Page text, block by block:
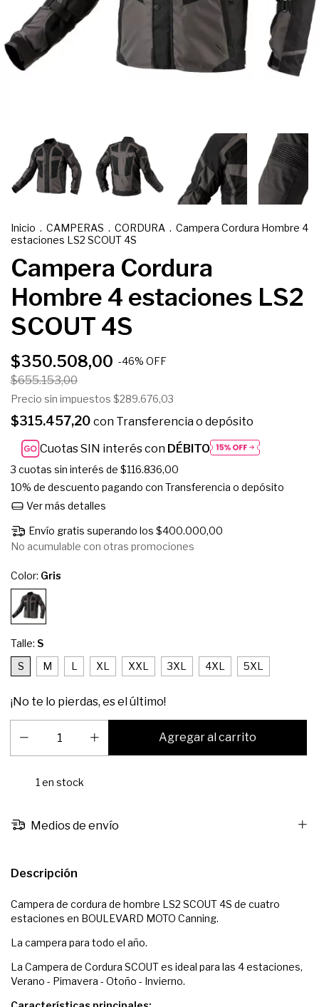
Inicio . CAMPERAS . CORDURA . Campera Cordura Hombre 4
estaciones LS2 SCOUT 4S
Campera Cordura
Hombre 4 estaciones LS2
SCOUT 4S
$350.508,00 -46% OFF
$655.153,00
Precio sin impuestos $289.676,03
$315.457,20 con Transferencia o depósito
Cuotas SIN interés con DÉBITO
3 cuotas sin interés de $116.836,00
10% de descuento pagando con Transferencia o depósito
Ver más detalles
Envío gratis superando los$400.000,00
No acumulable con otras promociones
Color: Gris
Talle: S
S
M L XL XXL 3XL 4XL 5XL
¡No te lo pierdas, es el último!
1 en stock
Medios de envío
Descripción
Campera de cordura de hombre LS2 SCOUT 4S de cuatro
estaciones en BOULEVARD MOTO Canning.
La campera para todo el año.
La Campera de Cordura SCOUT es ideal para las 4 estaciones,
Verano - Pimavera - Otoño - Invierno.